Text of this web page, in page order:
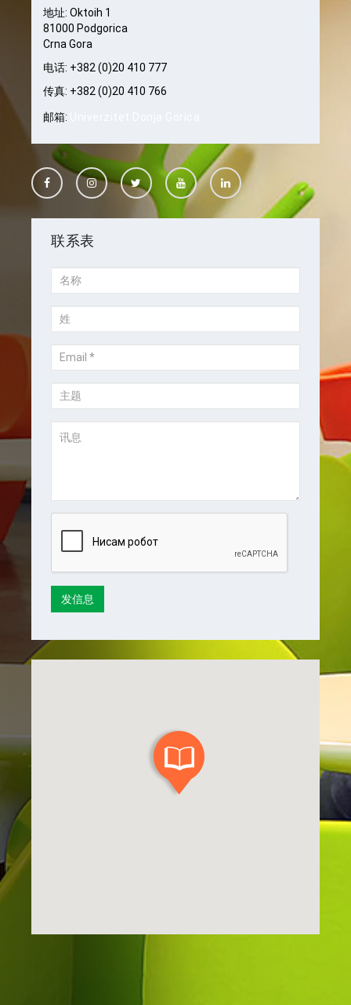
地址: Oktoih 1
81000 Podgorica
Crna Gora
电话: +382 (0)20 410 777
传真: +382 (0)20 410 766
邮箱:
联系表